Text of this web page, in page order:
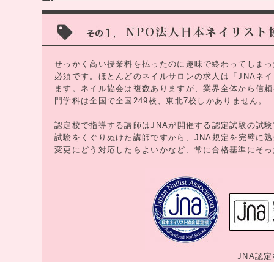
せっかく高い授業料を払ったのに趣味で終わってしま
必須です。ほとんどのネイルサロンの求人は「JNAネ
ます。ネイル協会は複数ありますが、業界全体から信
門学科は全国で全国249校、東北7校しかありません。
認定校で指導する講師はJNAが開催する認定試験の試
試験をくぐりぬけた講師ですから、JNA規定を完璧に
変更にどう対応したらよいかなど、常に合格基準にそ
JNA認